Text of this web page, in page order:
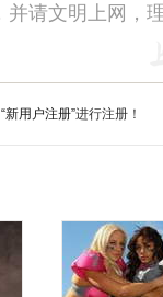
“新用户注册”进行注册！